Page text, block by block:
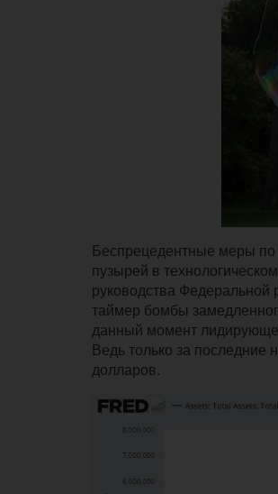
Беспрецедентные меры
пузырей в
руководства
таймер бомбы
данный момент
Ведь только за последние
долларов.